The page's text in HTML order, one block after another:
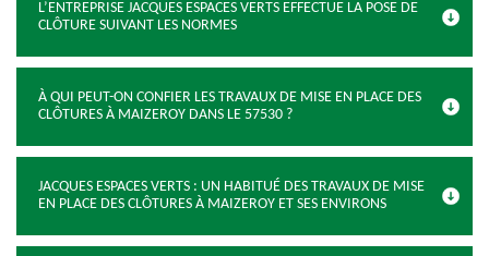
L’ENTREPRISE JACQUES ESPACES VERTS EFFECTUE LA POSE DE
CLÔTURE SUIVANT LES NORMES
À QUI PEUT-ON CONFIER LES TRAVAUX DE MISE EN PLACE DES
CLÔTURES À MAIZEROY DANS LE 57530 ?
JACQUES ESPACES VERTS : UN HABITUÉ DES TRAVAUX DE MISE
EN PLACE DES CLÔTURES À MAIZEROY ET SES ENVIRONS